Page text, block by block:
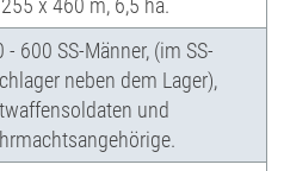
x 460 m, 6,5 ha.
- 600 SS-Männer, (im SS-
neben dem Lager),
und